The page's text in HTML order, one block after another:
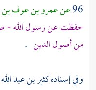
96عنعمرو بن عوف بن
حفظت عن رسول الله -
من أصول الدين .
وفي إسنادهكثير بن عبد الله